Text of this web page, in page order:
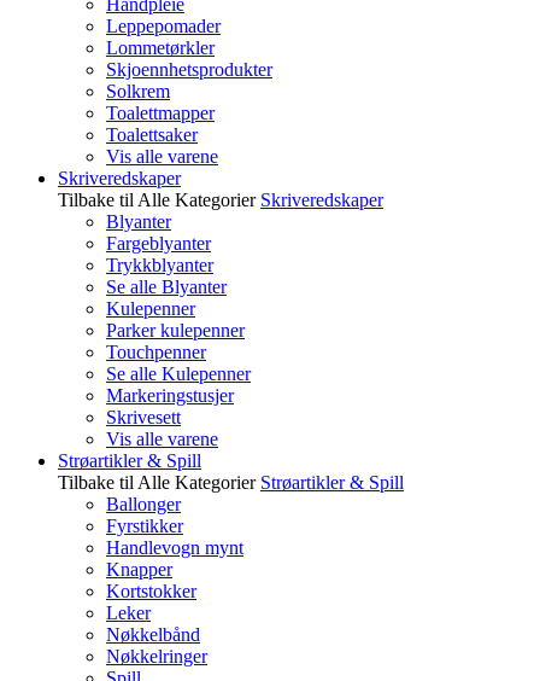
Håndpleie
Leppepomader
Lommetørkler
Skjoennhetsprodukter
Solkrem
Toalettmapper
Toalettsaker
Vis alle varene
Skriveredskaper
Tilbake til Alle Kategorier Skriveredskaper
Blyanter
Fargeblyanter
Trykkblyanter
Se alle Blyanter
Kulepenner
Parker kulepenner
Touchpenner
Se alle Kulepenner
Markeringstusjer
Skrivesett
Vis alle varene
Strøartikler & Spill
Tilbake til Alle Kategorier Strøartikler & Spill
Ballonger
Fyrstikker
Handlevogn mynt
Knapper
Kortstokker
Leker
Nøkkelbånd
Nøkkelringer